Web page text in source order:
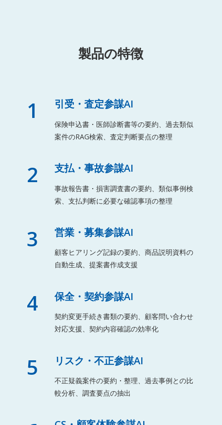
製品の特徴
1 引受・査定参謀AI
保険申込書・医師診断書等の要約、過去類似
案件のRAG検索、査定判断要点の整理
2 支払・事故参謀AI
事故報告書・損害調査書の要約、類似事例検
索、支払判断に必要な確認事項の整理
3 営業・募集参謀AI
顧客ヒアリング記録の要約、商品説明資料の
自動生成、提案書作成支援
4 保全・契約参謀AI
契約変更手続き書類の要約、顧客問い合わせ
対応支援、契約内容確認の効率化
5 リスク・不正参謀AI
不正疑義案件の要約・整理、過去事例との比
較分析、調査要点の抽出